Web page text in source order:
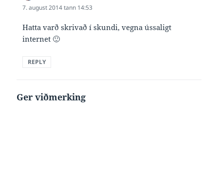
7. august 2014 tann 14:53
Hatta varð skrivað í skundi, vegna ússaligt
internet 🙂
REPLY
Ger viðmerking